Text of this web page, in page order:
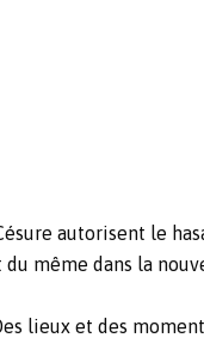
autorisent le
même dans la
lieux et des